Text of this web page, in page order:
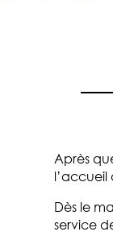
Après
l’accueil
Dès le
service